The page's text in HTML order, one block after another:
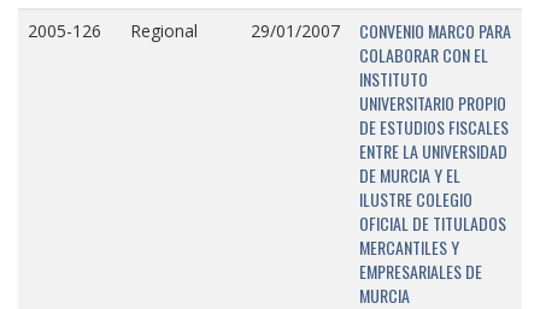
2005-126 Regional 29/01/2007
CONVENIO MARCO PARA
COLABORAR CON EL
INSTITUTO
UNIVERSITARIO PROPIO
DE ESTUDIOS FISCALES
ENTRE LA UNIVERSIDAD
DE MURCIA Y EL
ILUSTRE COLEGIO
OFICIAL DE TITULADOS
MERCANTILES Y
EMPRESARIALES DE
MURCIA